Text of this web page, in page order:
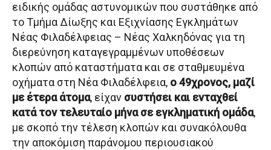
ειδικής ομάδας αστυνομικών που συστάθηκε από
το Τμήμα Δίωξης και Εξιχνίασης Εγκλημάτων
Νέας Φιλαδέλφειας – Νέας Χαλκηδόνας για τη
διερεύνηση καταγεγραμμένων υποθέσεων
κλοπών από καταστήματα και σε σταθμευμένα
οχήματα στη Νέα Φιλαδέλφεια, ο 49χρονος, μαζί
με έτερα άτομα, είχαν συστήσει και ενταχθεί
κατά τον τελευταίο μήνα σε εγκληματική ομάδα,
με σκοπό την τέλεση κλοπών και συνακόλουθα
την αποκόμιση παράνομου περιουσιακού